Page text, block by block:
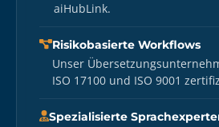
aiHubLink.
Risikobasierte Workflows
Unser
ISO 17100 und ISO 9001
Spezialisierte